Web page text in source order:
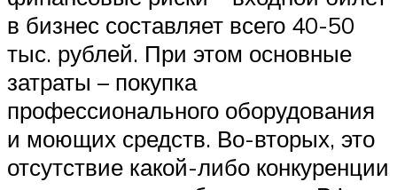
в бизнес составляет всего 40-50
тыс. рублей. При этом основные
затраты – покупка
профессионального оборудования
и моющих средств. Во-вторых, это
отсутствие какой-либо конкуренции